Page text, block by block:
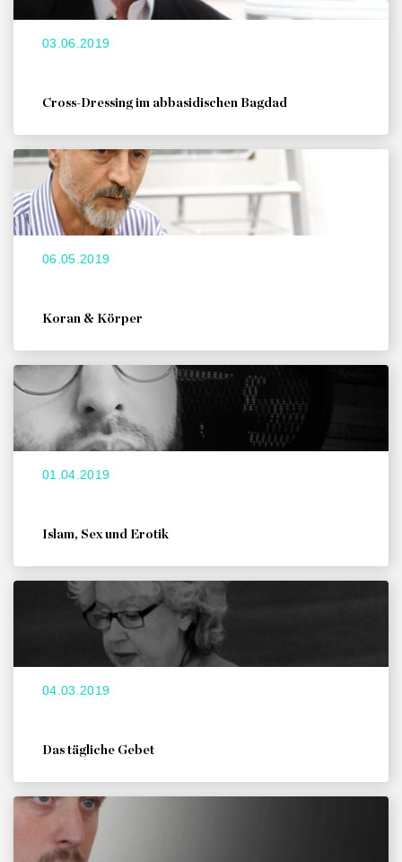
03.06.2019
Cross-Dressing im abbasidischen Bagdad
06.05.2019
Koran & Körper
01.04.2019
Islam, Sex und Erotik
04.03.2019
Das tägliche Gebet